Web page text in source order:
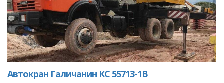
Автокран Галичанин КС 55713-1В